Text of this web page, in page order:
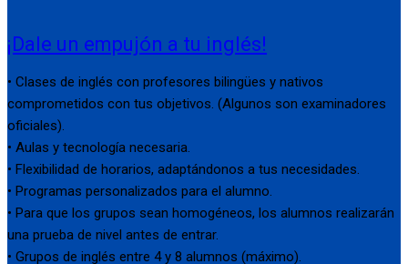
¡Dale un empujón a tu inglés!
• Clases de inglés con profesores bilingües y nativos
comprometidos con tus objetivos. (Algunos son examinadores
oficiales).
• Aulas y tecnología necesaria.
• Flexibilidad de horarios, adaptándonos a tus necesidades.
• Programas personalizados para el alumno.
• Para que los grupos sean homogéneos, los alumnos realizarán
una prueba de nivel antes de entrar.
• Grupos de inglés entre 4 y 8 alumnos (máximo).